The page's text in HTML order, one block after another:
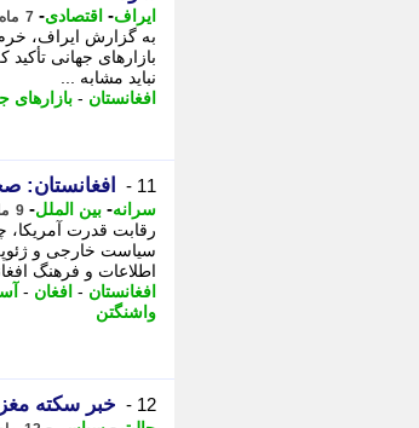
ایراف- اقتصادی- 7 ماه پیش - شنبه 6 دی 1404، 10:17
به گزارش ایراف، خرم
بازارهای جهانی
نباید مشابه ...
افغانستان - بازارهای
11 - افغانستان:
سرانه- بین الملل- 9 ماه پیش - یکشنبه 18 آبان 1404، 00:31
رقابت قدرت آمریکا،
سیاست خارجی و
اطلاعات و فرهنگ
افغانستان - افغان -
واشنگتن
12 - خبر سکته